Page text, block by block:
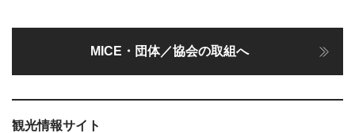
MICE・団体／協会の取組へ
観光情報サイト